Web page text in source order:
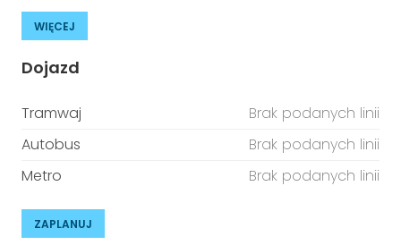
WIĘCEJ
Dojazd
Tramwaj
Brak podanych linii
Autobus
Brak podanych linii
Metro
Brak podanych linii
ZAPLANUJ